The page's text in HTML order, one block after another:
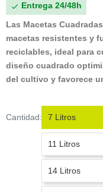
 Entrega 24/48h
Las Macetas
macetas resistentes y
reciclables, ideal para
diseño cuadrado
del cultivo y favorece
Cantidad: 7 Litros
11 Litros
14 Litros